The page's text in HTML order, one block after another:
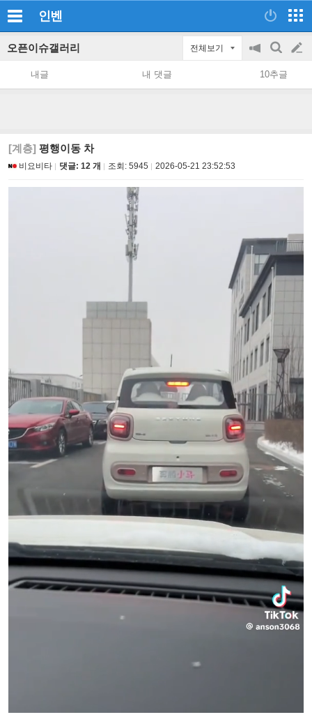
인벤
오픈이슈갤러리 전체보기
공
지
on/off
검
색
글
쓰
내글 내 댓글 10추글
[계층] 평행이동 차
비요비타 댓글: 12 개 조회: 5945 2026-05-21 23:52:53